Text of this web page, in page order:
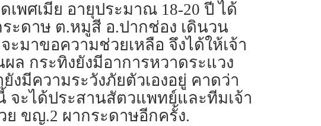
พศเมีย อายุประมาณ 18-20 ปี ได้
ะดาษ ต.หมูสี อ.ปากช่อง เดินวน
มาขอความช่วยเหลือ จึงได้ให้เจ้า
ล กระทิงยังมีอาการหวาดระแวง
งมีความระวังภัยตัวเองอยู่ คาดว่า
จะได้ประสานสัตวแพทย์และทีมเจ้า
ขญ.2 ผากระดาษอีกครั้ง.